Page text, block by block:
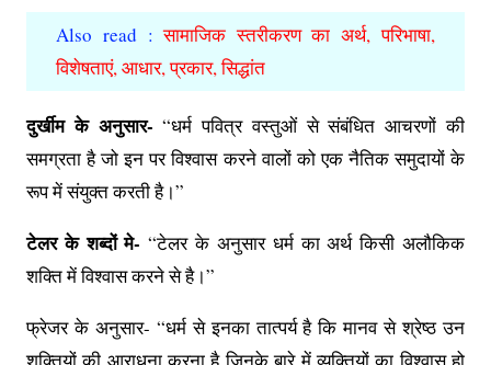
Also read : सामाजिक स्तरीकरण का अर्थ, परिभाषा,
विशेषताएं, आधार, प्रकार, सिद्धांत
दुर्खीम के अनुसार-“धर्म पवित्र वस्तुओं से संबंधित आचरणों की
समग्रता है जो इन पर विश्वास करने वालों को एक नैतिक समुदायों के
रूप में संयुक्त करती है।”
टेलर के शब्दों मे-“टेलर के अनुसार धर्म का अर्थ किसी अलौकिक
शक्ति में विश्वास करने से है।”
फ्रेजर के अनुसार- “धर्म से इनका तात्पर्य है कि मानव से श्रेष्ठ उन